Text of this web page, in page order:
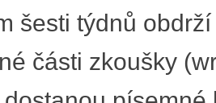
šesti týdnů
části zkoušky